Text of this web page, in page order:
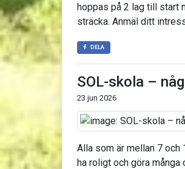
hoppas på 2 lag till start
sträcka. Anmäl ditt
DELA
SOL-skola –
23 jun 2026
Alla som är mellan 7 och
ha roligt och göra